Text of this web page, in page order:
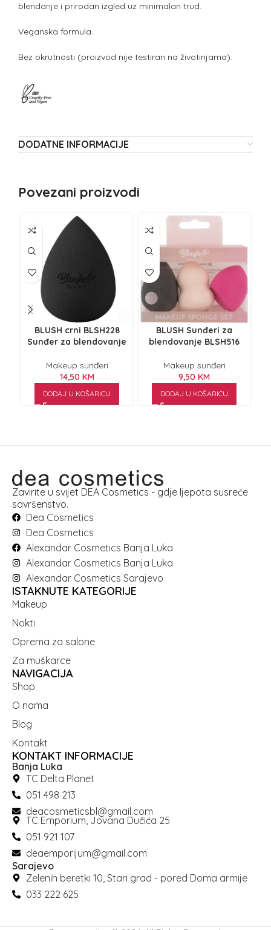
blendanje i prirodan izgled uz minimalan trud.
Veganska formula.
Bez okrutnosti (proizvod nije testiran na životinjama).
DODATNE INFORMACIJE
Povezani proizvodi
BLUSH crni BLSH228
Sunđer za blendovanje
Makeup sunđeri
14,50 KM
DODAJ U KOŠARICU
BLUSH Sunđeri za
blendovanje BLSH516
Makeup sunđeri
9,50 KM
DODAJ U KOŠARICU
Zavirite u svijet DEA Cosmetics - gdje ljepota susreće
savršenstvo.
Dea Cosmetics
Dea Cosmetics
Alexandar Cosmetics Banja Luka
Alexandar Cosmetics Banja Luka
Alexandar Cosmetics Sarajevo
ISTAKNUTE KATEGORIJE
Makeup
Nokti
Oprema za salone
Za muškarce
NAVIGACIJA
Shop
O nama
Blog
Kontakt
KONTAKT INFORMACIJE
Banja Luka
TC Delta Planet
051 498 213
deacosmeticsbl@gmail.com
TC Emporium, Jovana Dučića 25
051 921 107
deaemporijum@gmail.com
Sarajevo
Zelenih beretki 10, Stari grad - pored Doma armije
033 222 625